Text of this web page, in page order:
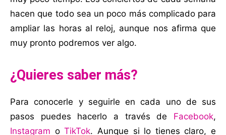
hacen que todo sea un poco más complicado para
ampliar las horas al reloj, aunque nos afirma que
muy pronto podremos ver algo.
¿Quieres saber más?
Para conocerle y seguirle en cada uno de sus
pasos puedes hacerlo a través de Facebook,
Instagram oTikTok. Aunque si lo tienes claro, e